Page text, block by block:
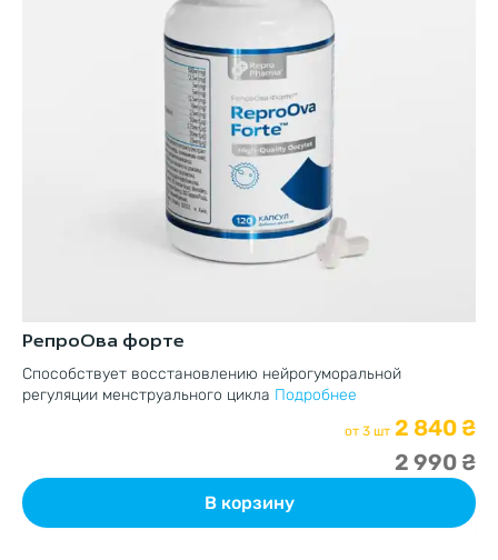
РепроОва форте
Способствует восстановлению нейрогуморальной
регуляции менструального цикла Подробнее
В корзину
от 3 шт 2 840 ₴
2 990 ₴